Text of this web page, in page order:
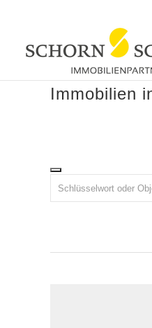
Immobilien